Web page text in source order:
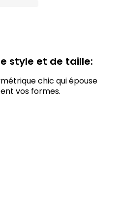
style et de taille:
chic qui épouse
vos formes.